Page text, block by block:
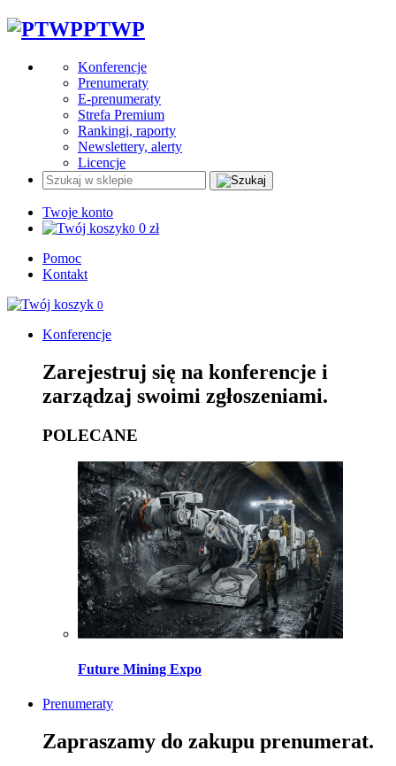
PTWP
Konferencje
Prenumeraty
E-prenumeraty
Strefa Premium
Rankingi, raporty
Newslettery, alerty
Licencje
Twoje konto
0 0 zł
Pomoc
Kontakt
0
Konferencje
Zarejestruj się na konferencje i
zarządzaj swoimi zgłoszeniami.
POLECANE
Future Mining Expo
Prenumeraty
Zapraszamy do zakupu prenumerat.